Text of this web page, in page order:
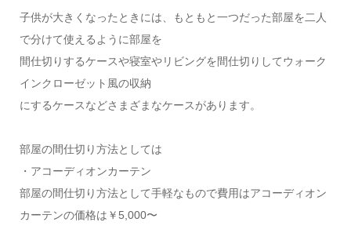
子供が大きくなったときには、もともと一つだった部屋を二人
で分けて使えるように部屋を
間仕切りするケースや寝室やリビングを間仕切りしてウォーク
インクローゼット風の収納
にするケースなどさまざまなケースがあります。
部屋の間仕切り方法としては
・アコーディオンカーテン
部屋の間仕切り方法として手軽なもので費用はアコーディオン
カーテンの価格は￥5,000〜